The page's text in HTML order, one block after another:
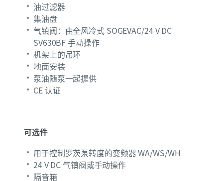
油过滤器
集油盘
气镇阀：由全风冷式 SOGEVAC/24 V DC
SV630BF 手动操作
机架上的吊环
地面安装
泵油随泵一起提供
CE 认证
可选件
用于控制罗茨泵转度的变频器 WA/WS/WH
24 V DC 气镇阀或手动操作
隔音箱